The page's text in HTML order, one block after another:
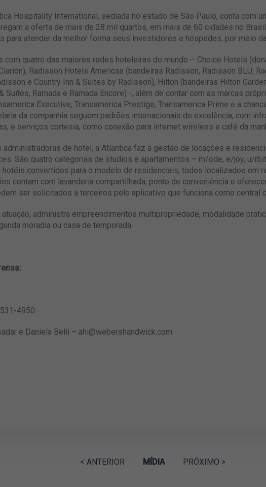
Hospitality International, sediada no estado de São Paulo, conta com
a oferta de mais de 28 mil quartos, em mais de 60 cidades no
para atender da melhor forma seus investidores e hóspedes, por meio
com quatro das maiores redes hoteleiras do mundo – Choice Hotels
Radisson Hotels Americas (bandeiras Radisson, Radisson BLU,
e Country Inn & Suites by Radisson), Hilton (bandeiras Hilton
Suites, Ramada e Ramada Encore) -, além de contar com as marcas
Executive, Transamerica Prestige, Transamerica Prime e a
da companhia seguem padrões internacionais de excelência, com
e serviços cortesia, como conexão para internet wireless e café da
administradoras de hotel, a Atlantica faz a gestão de locações e
São quatro categorias de studios e apartamentos – m/ode, e/joy, u/
hotéis convertidos para o modelo de residenciais, todos localizados em
contam com lavanderia compartilhada, ponto de conveniência e
ser solicitados a terceiros pelo aplicativo que funciona como central
atuação, administra empreendimentos multipropriedade, modalidade
moradia ou casa de temporada.
4950
e Daniela Belli – ahi@webershandwick.com
< ANTERIOR MÍDIA PRÓXIMO >